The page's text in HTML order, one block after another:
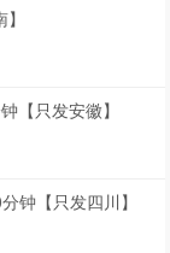
【只发安徽】
钟【只发四川】